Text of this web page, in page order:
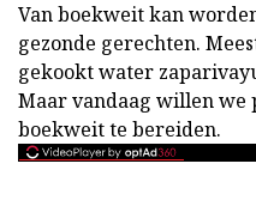
Van boekweit kan
gezonde gerechten.
gekookt water
Maar vandaag willen we
boekweit te bereiden.